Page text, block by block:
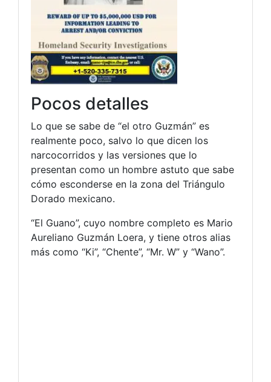
Pocos detalles
Lo que se sabe de “el otro Guzmán” es
realmente poco, salvo lo que dicen los
narcocorridos y las versiones que lo
presentan como un hombre astuto que sabe
cómo esconderse en la zona del Triángulo
Dorado mexicano.
“El Guano”, cuyo nombre completo es Mario
Aureliano Guzmán Loera, y tiene otros alias
más como “Ki”, “Chente”, “Mr. W” y “Wano”.